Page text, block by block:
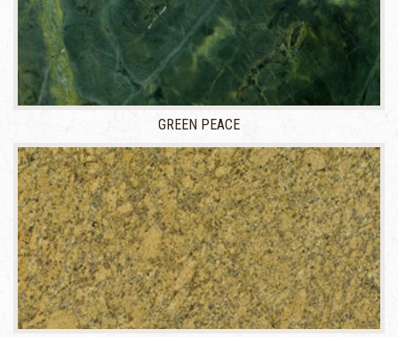
GREEN PEACE